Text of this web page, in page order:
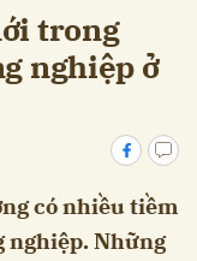
trong
nghiệp ở
có nhiều tiềm
nghiệp. Những
Hủy